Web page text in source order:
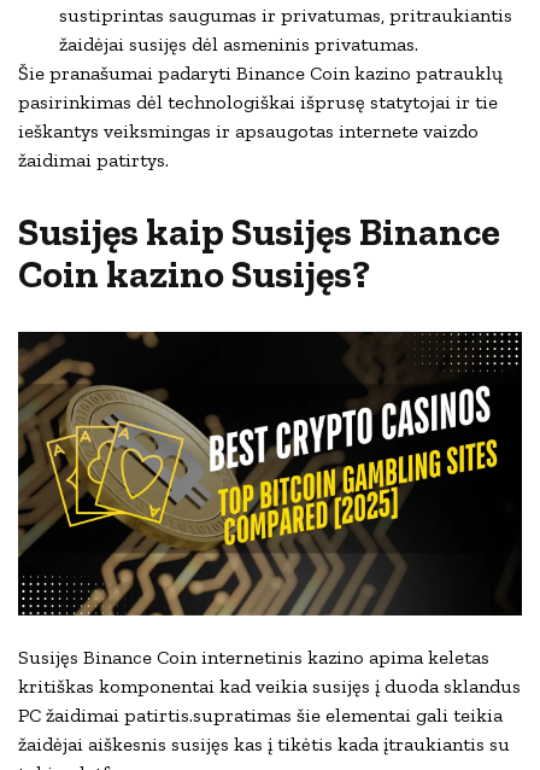
sustiprintas saugumas ir privatumas, pritraukiantis
žaidėjai susijęs dėl asmeninis privatumas.
Šie pranašumai padaryti Binance Coin kazino patrauklų
pasirinkimas dėl technologiškai išprusę statytojai ir tie
ieškantys veiksmingas ir apsaugotas internete vaizdo
žaidimai patirtys.
Susijęs kaip Susijęs Binance
Coin kazino Susijęs?
Susijęs Binance Coin internetinis kazino apima keletas
kritiškas komponentai kad veikia susijęs į duoda sklandus
PC žaidimai patirtis.supratimas šie elementai gali teikia
žaidėjai aiškesnis susijęs kas į tikėtis kada įtraukiantis su